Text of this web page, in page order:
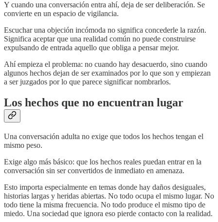
Y cuando una conversación entra ahí, deja de ser deliberación. Se
convierte en un espacio de vigilancia.
Escuchar una objeción incómoda no significa concederle la razón.
Significa aceptar que una realidad común no puede construirse
expulsando de entrada aquello que obliga a pensar mejor.
Ahí empieza el problema: no cuando hay desacuerdo, sino cuando
algunos hechos dejan de ser examinados por lo que son y empiezan
a ser juzgados por lo que parece significar nombrarlos.
Los hechos que no encuentran lugar
Una conversación adulta no exige que todos los hechos tengan el
mismo peso.
Exige algo más básico: que los hechos reales puedan entrar en la
conversación sin ser convertidos de inmediato en amenaza.
Esto importa especialmente en temas donde hay daños desiguales,
historias largas y heridas abiertas. No todo ocupa el mismo lugar. No
todo tiene la misma frecuencia. No todo produce el mismo tipo de
miedo. Una sociedad que ignora eso pierde contacto con la realidad.